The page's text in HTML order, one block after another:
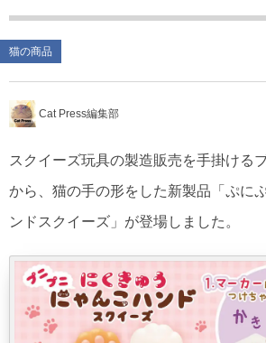
猫の商品
Cat Press編集部
スクイーズ玩具の製造販売を手掛ける
から、猫の手の形をした新製品「ぷに
ンドスクイーズ」が登場しました。